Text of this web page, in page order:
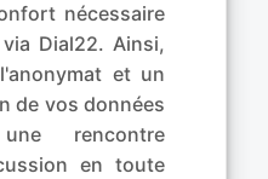
nécessaire
Dial22. Ainsi,
et un
de vos données
rencontre
en toute